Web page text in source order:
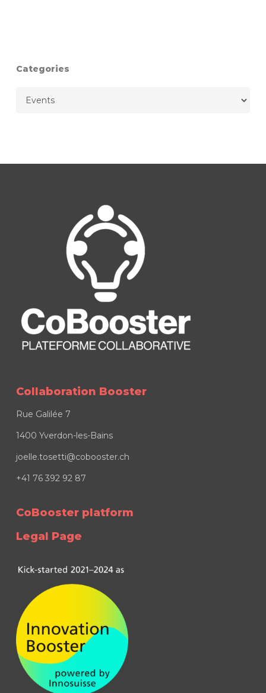
Categories
Collaboration Booster
Rue Galilée 7
1400 Yverdon-les-Bains
joelle.tosetti@cobooster.ch
+41 76 392 92 87
CoBooster platform
Legal Page